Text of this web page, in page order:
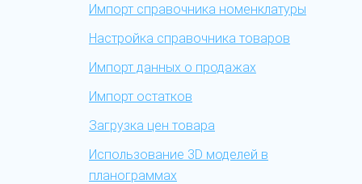
Импорт справочника номенклатуры
Настройка справочника товаров
Импорт данных о продажах
Импорт остатков
Загрузка цен товара
Использование 3D моделей в
планограммах